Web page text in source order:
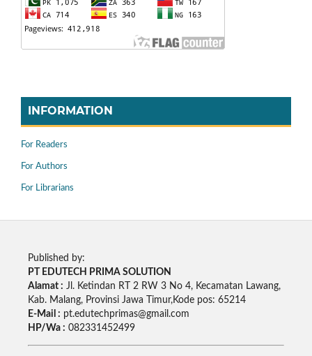
INFORMATION
For Readers
For Authors
For Librarians
Published by:
PT EDUTECH PRIMA SOLUTION
Alamat : Jl. Ketindan RT 2 RW 3 No 4, Kecamatan Lawang,
Kab. Malang, Provinsi Jawa Timur,Kode pos: 65214
E-Mail : pt.edutechprimas@gmail.com
HP/Wa : 082331452499